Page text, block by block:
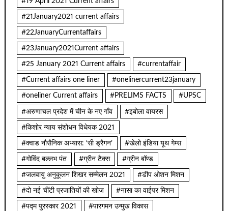
#21January2021 current affairs
#22JanuaryCurrentaffairs
#23January2021Current affairs
#25 January 2021 Current affairs #currentaffair
#Current affairs one liner #onelinercurrent23january
#oneliner Current affairs #PRELIMS FACTS #UPSC
#अरुणाचल प्रदेश में चीन के नए गाँव #इबोला वायरस
#किशोर न्याय संशोधन विधेयक 2021
#क्वाड नौसैनिक अभ्यास: ‘सी ड्रैगन’ #खेलो इंडिया यूथ गेम्स
#गोविंद बल्लभ पंत #ग्रीन टैक्स #ग्रीन बॉण्ड
#जलवायु अनुकूलन शिखर सम्मेलन 2021 #डीप ओशन मिशन
#दो नई चींटी प्रजातियों की खोज #नासा का वाईपर मिशन
#पद्म पुरस्कार 2021 #पारगमन उन्मुख विकास